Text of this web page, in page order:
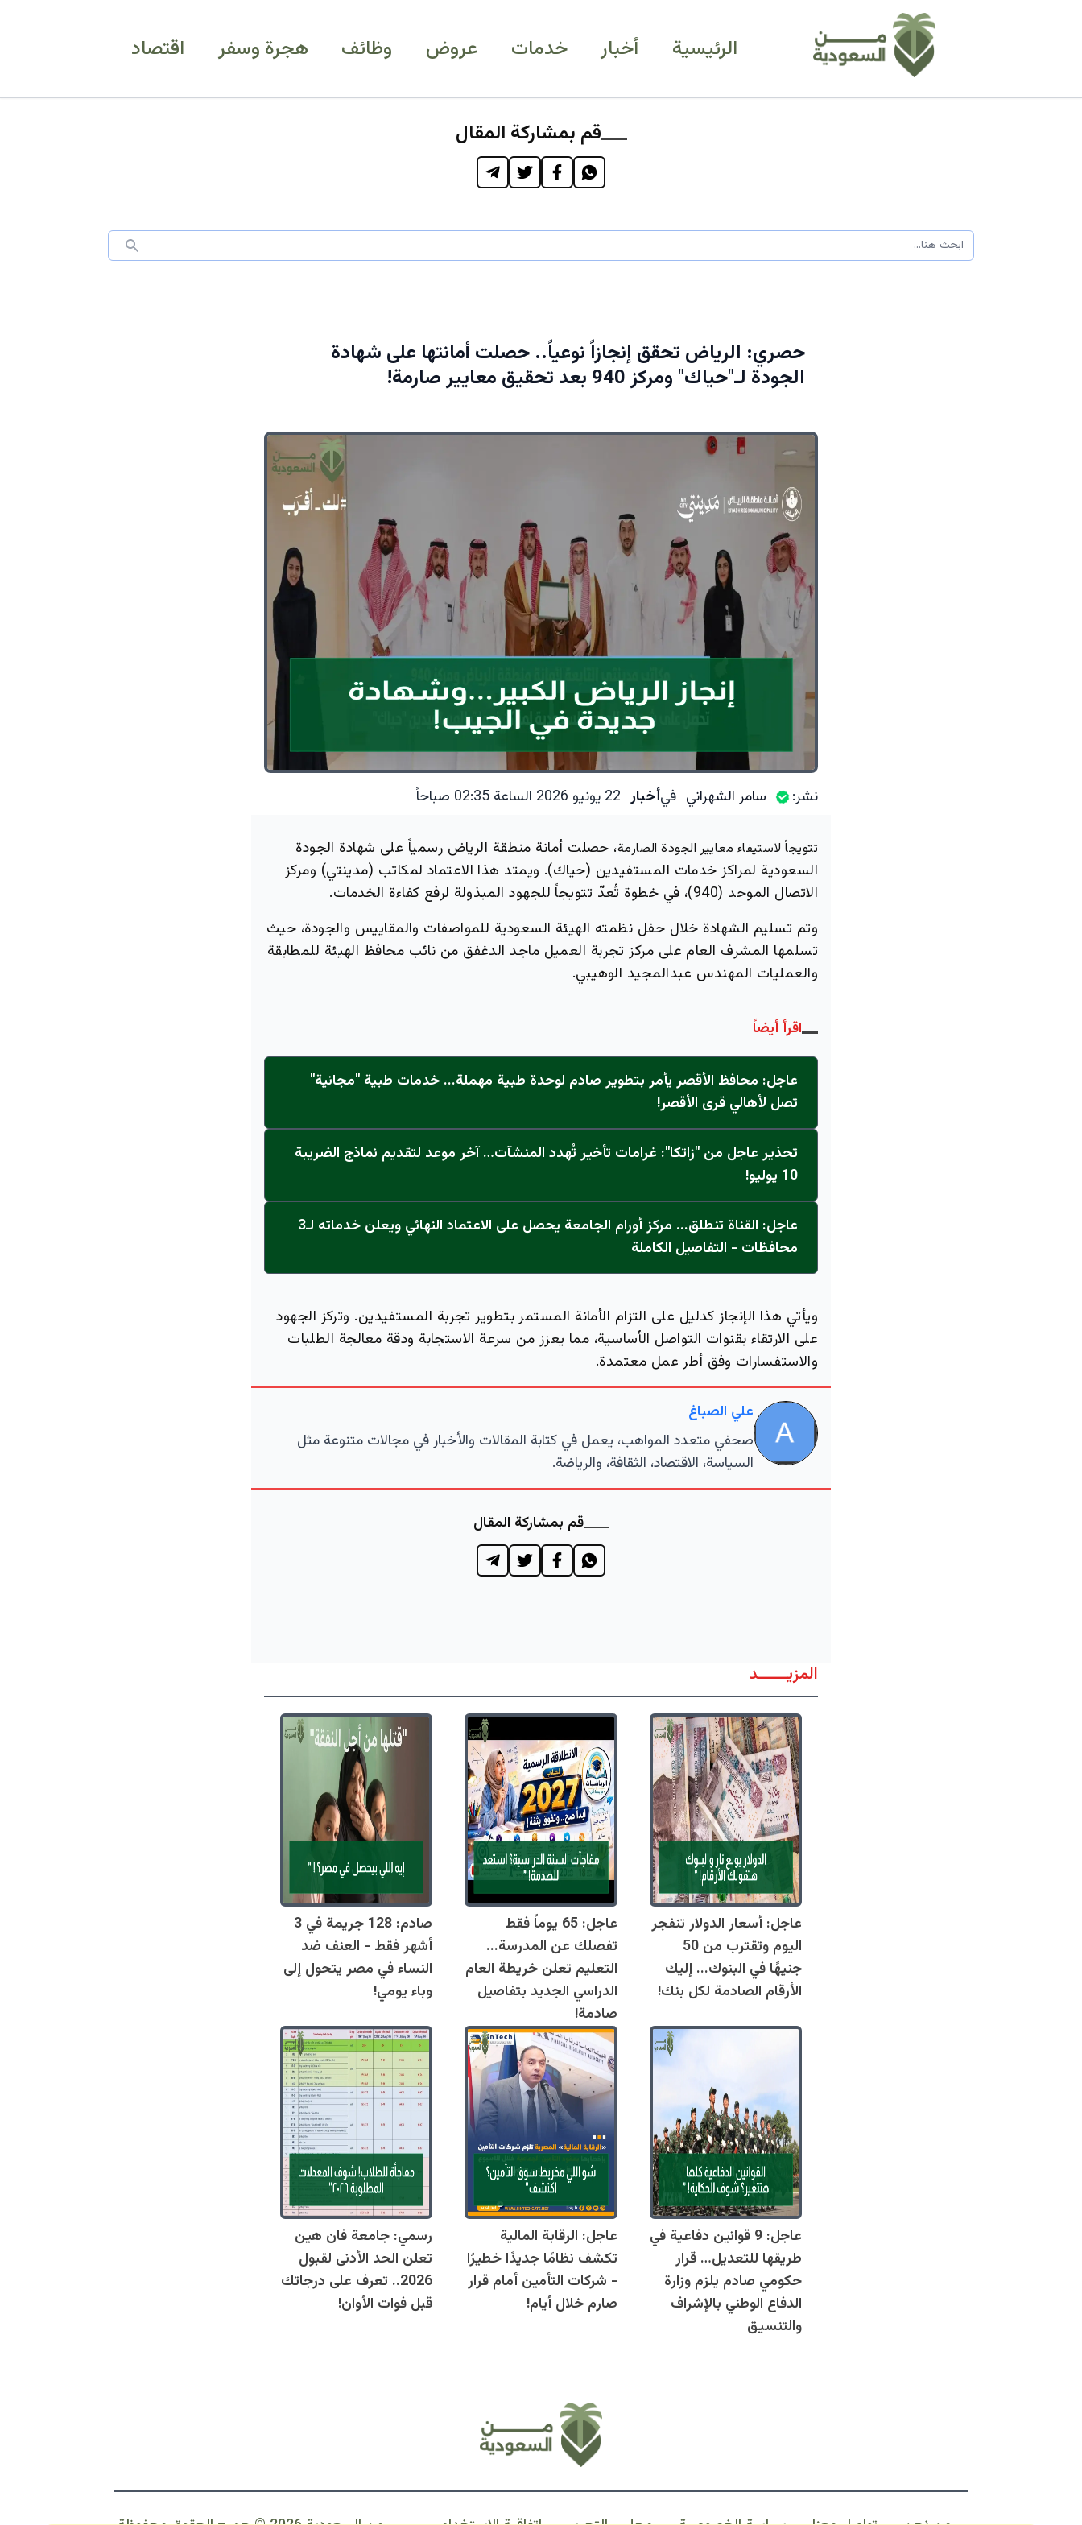
الرئيسية أخبار خدمات عروض وظائف هجرة وسفر اقتصاد
قم بمشاركة المقال
حصري: الرياض تحقق إنجازاً نوعياً.. حصلت أمانتها على شهادة
الجودة لـ"حياك" ومركز 940 بعد تحقيق معايير صارمة!
نشر: سامر الشهراني فيأخبار 22 يونيو 2026 الساعة 02:35 صباحاً
تتويجاً لاستيفاء معايير الجودة الصارمة، حصلت أمانة منطقة الرياض رسمياً على شهادة الجودة
السعودية لمراكز خدمات المستفيدين (حياك). ويمتد هذا الاعتماد لمكاتب (مدينتي) ومركز
الاتصال الموحد (940)، في خطوة تُعدّ تتويجاً للجهود المبذولة لرفع كفاءة الخدمات.
وتم تسليم الشهادة خلال حفل نظمته الهيئة السعودية للمواصفات والمقاييس والجودة، حيث
تسلمها المشرف العام على مركز تجربة العميل ماجد الدغفق من نائب محافظ الهيئة للمطابقة
والعمليات المهندس عبدالمجيد الوهيبي.
اقرأ أيضاً
عاجل: محافظ الأقصر يأمر بتطوير صادم لوحدة طبية مهملة... خدمات طبية "مجانية"
تصل لأهالي قرى الأقصر!
تحذير عاجل من "زاتكا": غرامات تأخير تُهدد المنشآت… آخر موعد لتقديم نماذج الضريبة
10 يوليو!
عاجل: القناة تنطلق... مركز أورام الجامعة يحصل على الاعتماد النهائي ويعلن خدماته لـ3
محافظات - التفاصيل الكاملة
ويأتي هذا الإنجاز كدليل على التزام الأمانة المستمر بتطوير تجربة المستفيدين. وتركز الجهود
على الارتقاء بقنوات التواصل الأساسية، مما يعزز من سرعة الاستجابة ودقة معالجة الطلبات
والاستفسارات وفق أطر عمل معتمدة.
علي الصباغ
صحفي متعدد المواهب، يعمل في كتابة المقالات والأخبار في مجالات متنوعة مثل
السياسة، الاقتصاد، الثقافة، والرياضة.
قم بمشاركة المقال
المزيــــــد
عاجل: أسعار الدولار تنفجر
اليوم وتقترب من 50
جنيهًا في البنوك... إليك
الأرقام الصادمة لكل بنك!
عاجل: 65 يوماً فقط
تفصلك عن المدرسة...
التعليم تعلن خريطة العام
الدراسي الجديد بتفاصيل
صادمة!
صادم: 128 جريمة في 3
أشهر فقط - العنف ضد
النساء في مصر يتحول إلى
وباء يومي!
عاجل: 9 قوانين دفاعية في
طريقها للتعديل… قرار
حكومي صادم يلزم وزارة
الدفاع الوطني بالإشراف
والتنسيق
عاجل: الرقابة المالية
تكشف نظامًا جديدًا خطيرًا
- شركات التأمين أمام قرار
صارم خلال أيام!
رسمي: جامعة فان هين
تعلن الحد الأدنى لقبول
2026.. تعرف على درجاتك
قبل فوات الأوان!